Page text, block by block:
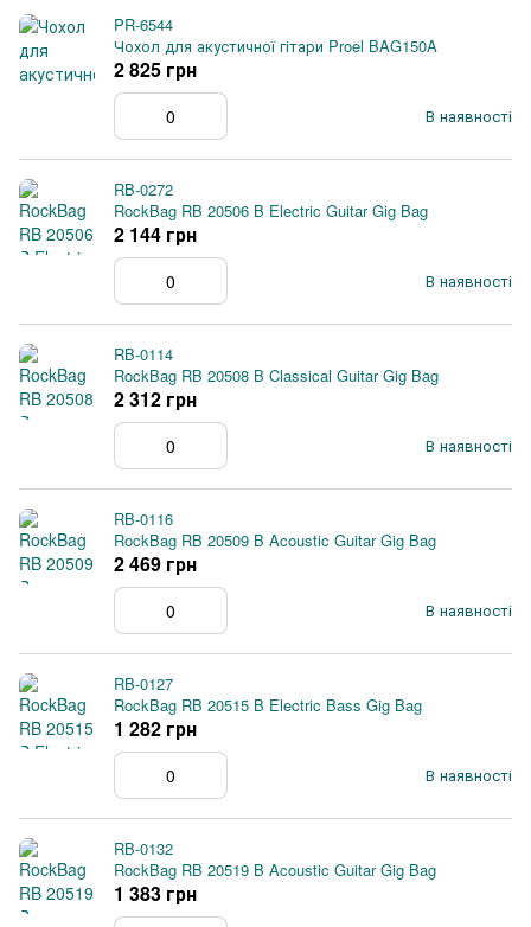
PR-6544
Чохол для акустичної гітари Proel BAG150A
В наявності
2 825 грн
RB-0272
RockBag RB 20506 B Electric Guitar Gig Bag
В наявності
2 144 грн
RB-0114
RockBag RB 20508 B Classical Guitar Gig Bag
В наявності
2 312 грн
RB-0116
RockBag RB 20509 B Acoustic Guitar Gig Bag
В наявності
2 469 грн
RB-0127
RockBag RB 20515 B Electric Bass Gig Bag
В наявності
1 282 грн
RB-0132
RockBag RB 20519 B Acoustic Guitar Gig Bag
1 383 грн